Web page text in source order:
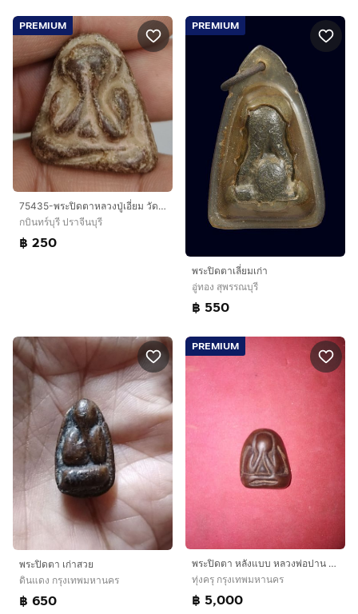
PREMIUM
75435-พระปิดตาหลวงปู่เอี่ยม วัดสะพานสูง หลังแบบ เนื้อผงคลุกรักเก่า
กบินทร์บุรี ปราจีนบุรี
฿ 250
PREMIUM
พระปิดตาเลี่ยมเก่า
อู่ทอง สุพรรณบุรี
฿ 550
พระปิดตา เก่าสวย
ดินแดง กรุงเทพมหานคร
฿ 650
PREMIUM
พระปิดตา หลังแบบ หลวงพ่อปาน วัดเครือวัลย์ ชลบุรี มวลสารผงเก่าหลวงพ่อแก้ว เนื้อผง ผิวเรียบ เนียน มัน แห้ง เก่า พระแท้ หายาก หลวงพ่อปาน (
ทุ่งครุ กรุงเทพมหานคร
฿ 5,000